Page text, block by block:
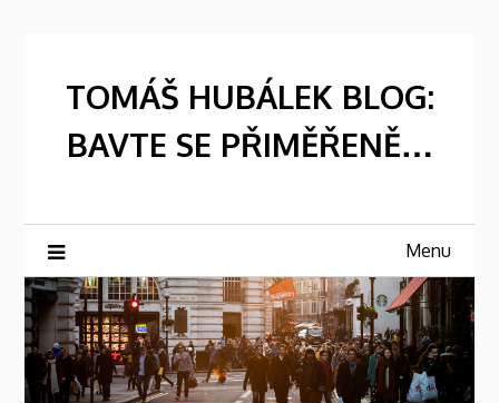
TOMÁŠ HUBÁLEK BLOG:
BAVTE SE PŘIMĚŘENĚ…
Menu